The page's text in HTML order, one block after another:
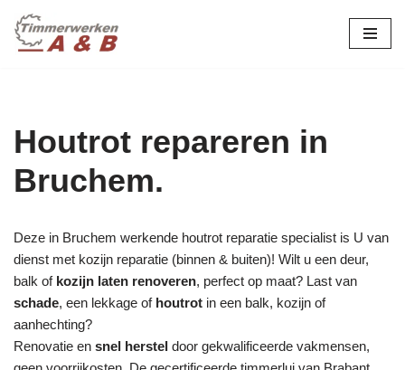
Ga
Houtrot repareren in
Bruchem.
Deze in Bruchem werkende houtrot reparatie specialist is U van
dienst met kozijn reparatie (binnen & buiten)! Wilt u een deur,
balk of kozijn laten renoveren, perfect op maat? Last van
schade, een lekkage of houtrot in een balk, kozijn of
aanhechting?
Renovatie en snel herstel door gekwalificeerde vakmensen,